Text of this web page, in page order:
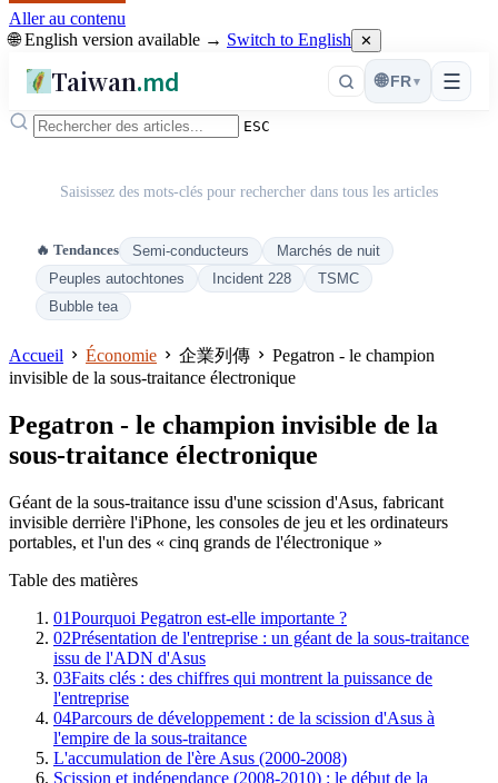
Aller au contenu
🌐 English version available → Switch to English ✕
Taiwan.md ☰
🌐 FR ▾
ESC
Saisissez des mots-clés pour rechercher dans tous les articles
🔥 Tendances Semi-conducteurs
Marchés de nuit
Peuples autochtones
Incident 228
TSMC
Bubble tea
Accueil Économie 企業列傳
Pegatron - le champion
invisible de la sous-traitance électronique
Pegatron - le champion invisible de la
sous-traitance électronique
Géant de la sous-traitance issu d'une scission d'Asus, fabricant
invisible derrière l'iPhone, les consoles de jeu et les ordinateurs
portables, et l'un des « cinq grands de l'électronique »
Table des matières
01Pourquoi Pegatron est-elle importante ?
02Présentation de l'entreprise : un géant de la sous-traitance
issu de l'ADN d'Asus
03Faits clés : des chiffres qui montrent la puissance de
l'entreprise
04Parcours de développement : de la scission d'Asus à
l'empire de la sous-traitance
L'accumulation de l'ère Asus (2000-2008)
Scission et indépendance (2008-2010) : le début de la